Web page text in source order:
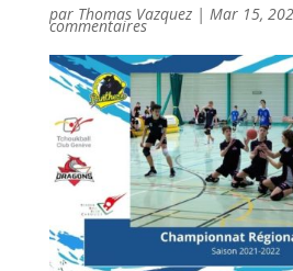
par Thomas Vazquez| Mar 15,
commentaires